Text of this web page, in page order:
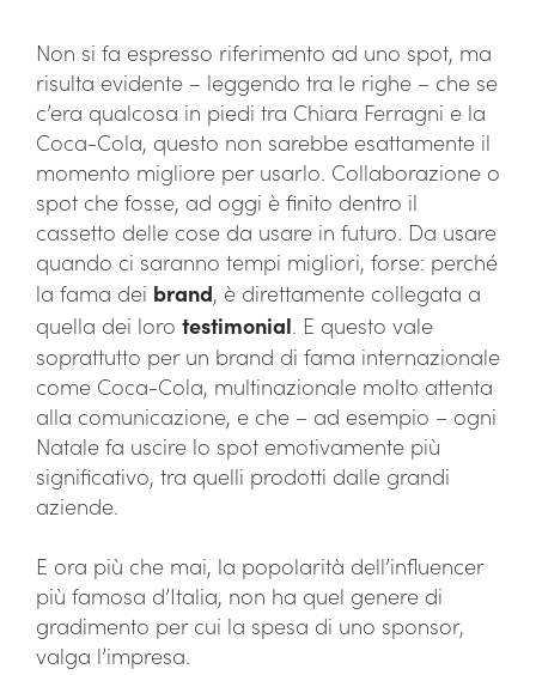
Non si fa espresso riferimento ad uno spot, ma
risulta evidente – leggendo tra le righe – che se
c’era qualcosa in piedi tra Chiara Ferragni e la
Coca-Cola, questo non sarebbe esattamente il
momento migliore per usarlo. Collaborazione o
spot che fosse, ad oggi è finito dentro il
cassetto delle cose da usare in futuro. Da usare
quando ci saranno tempi migliori, forse: perché
la fama dei brand, è direttamente collegata a
quella dei loro testimonial. E questo vale
soprattutto per un brand di fama internazionale
come Coca-Cola, multinazionale molto attenta
alla comunicazione, e che – ad esempio – ogni
Natale fa uscire lo spot emotivamente più
significativo, tra quelli prodotti dalle grandi
aziende.
E ora più che mai, la popolarità dell’influencer
più famosa d’Italia, non ha quel genere di
gradimento per cui la spesa di uno sponsor,
valga l’impresa.